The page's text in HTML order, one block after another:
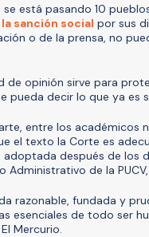
se está pasando 10
sanción social por sus
o de la prensa, no
de opinión sirve para
pueda decir lo que ya es
entre los académicos
el texto la Corte es
adoptada después de los
Administrativo de la
razonable, fundada y
esenciales de todo ser
Mercurio.